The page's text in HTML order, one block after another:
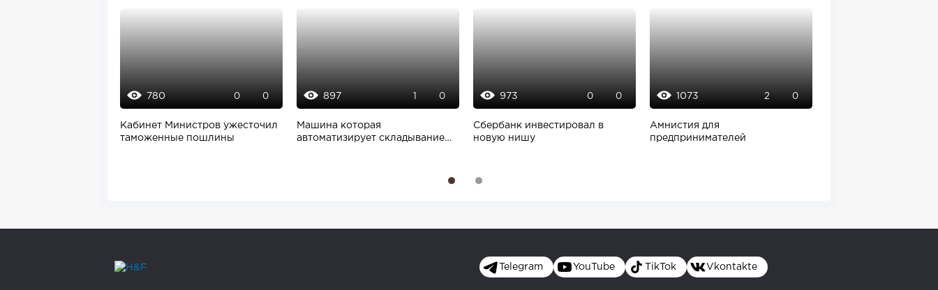
780 0 0
Кабинет Министров ужесточил
таможенные пошлины
897 0
Машина которая
автоматизирует складывание
973 0 0
Сбербанк инвестировал в
новую нишу
1073 2 0
Амнистия для
предпринимателей
2
Telegram YouTube TikTok Vkontakte